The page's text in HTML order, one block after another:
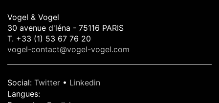
Vogel & Vogel
30 avenue d'léna - 75116 PARIS
T. +33 (1) 53 67 76 20
vogel-contact@vogel-vogel.com
Social: Twitter • Linkedin
Langues: